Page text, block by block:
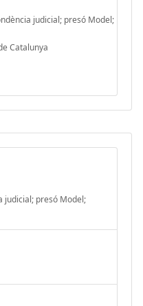
judicial; presó Model;
Catalunya
judicial; presó Model;